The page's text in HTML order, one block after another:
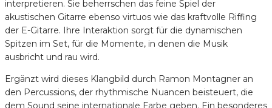
interpretieren. Sie beherrschen das feine Spiel der
akustischen Gitarre ebenso virtuos wie das kraftvolle Riffing
der E-Gitarre. Ihre Interaktion sorgt für die dynamischen
Spitzen im Set, für die Momente, in denen die Musik
ausbricht und rau wird.
Ergänzt wird dieses Klangbild durch Ramon Montagner an
den Percussions, der rhythmische Nuancen beisteuert, die
dem Sound seine internationale Farbe geben. Ein besonderes